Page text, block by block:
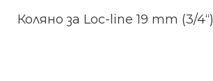
Коляно за Loc-line 19 mm (3/4“)